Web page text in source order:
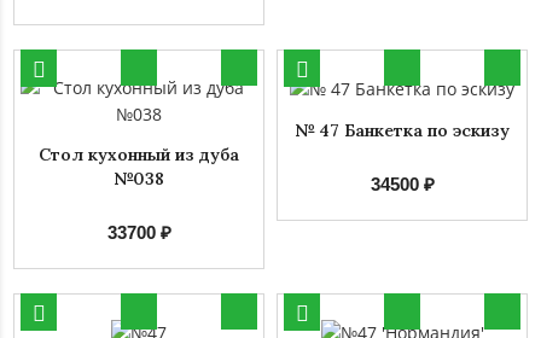
Стол кухонный из дуба
№038
33700 ₽
№ 47 Банкетка по эскизу
34500 ₽